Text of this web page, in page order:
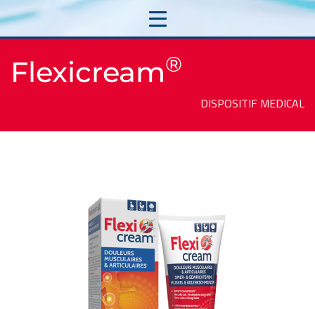
Flexicream®
DISPOSITIF MEDICAL